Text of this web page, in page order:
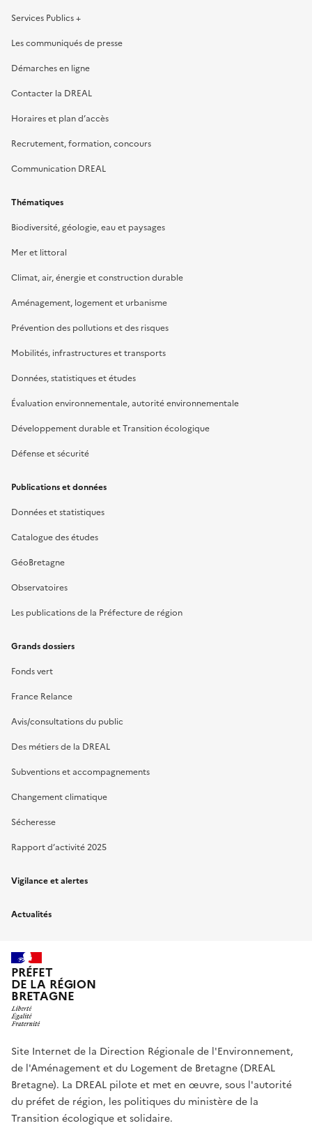
Services Publics +
Les communiqués de presse
Démarches en ligne
Contacter la DREAL
Horaires et plan d’accès
Recrutement, formation, concours
Communication DREAL
Thématiques
Biodiversité, géologie, eau et paysages
Mer et littoral
Climat, air, énergie et construction durable
Aménagement, logement et urbanisme
Prévention des pollutions et des risques
Mobilités, infrastructures et transports
Données, statistiques et études
Évaluation environnementale, autorité environnementale
Développement durable et Transition écologique
Défense et sécurité
Publications et données
Données et statistiques
Catalogue des études
GéoBretagne
Observatoires
Les publications de la Préfecture de région
Grands dossiers
Fonds vert
France Relance
Avis/consultations du public
Des métiers de la DREAL
Subventions et accompagnements
Changement climatique
Sécheresse
Rapport d’activité 2025
Vigilance et alertes
Actualités
PRÉFET
DE LA RÉGION
BRETAGNE
Site Internet de la Direction Régionale de l'Environnement,
de l'Aménagement et du Logement de Bretagne (DREAL
Bretagne). La DREAL pilote et met en œuvre, sous l'autorité
du préfet de région, les politiques du ministère de la
Transition écologique et solidaire.